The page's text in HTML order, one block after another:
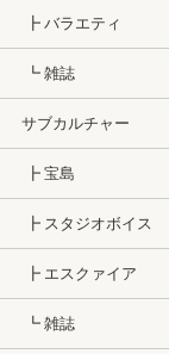
┣ バラエティ
┗ 雑誌
サブカルチャー
┣ 宝島
┣ スタジオボイス
┣ エスクァイア
┗ 雑誌